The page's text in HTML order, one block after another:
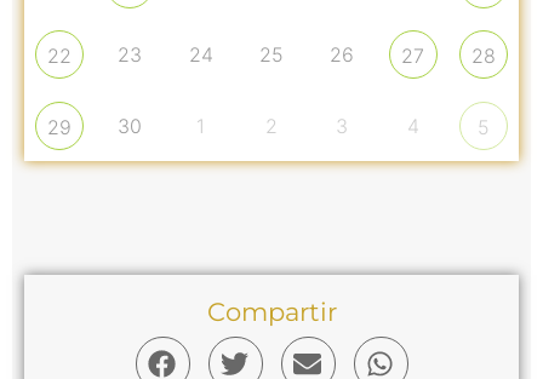
22 23 24 25 26 27 28
29 30 1 2 3 4 5
Compartir